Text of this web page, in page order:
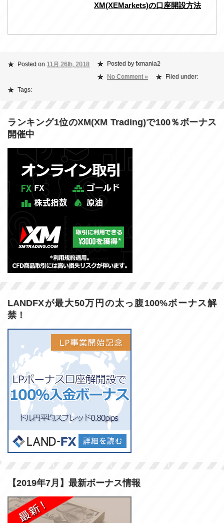
XM(XEMarkets)の口座開設方法
Posted on 11月 26th, 2018
Posted by fxmania2
No Comment »
Filed under:
Tags:
ランキング1位のXM(XM Trading)で100％ボーナス
開催中
LANDFXが最大50万円の太っ腹100%ボーナス解
禁！
【2019年7月】最新ボーナス情報